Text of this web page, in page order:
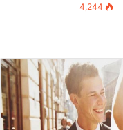
4,244